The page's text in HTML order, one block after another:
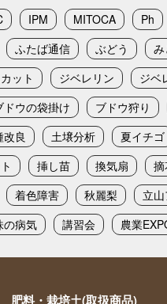
IPM MITOCA Ph
ふたば通信 ぶどう
ット
ジベレリン ジベ
ドウの袋掛け ブドウ狩り
改良 土壌分析 夏イチゴ
挿し苗 換気扇
着色障害 秋麗梨 立
の病気 講習会 農業
肥料・栽培土(取扱商品)